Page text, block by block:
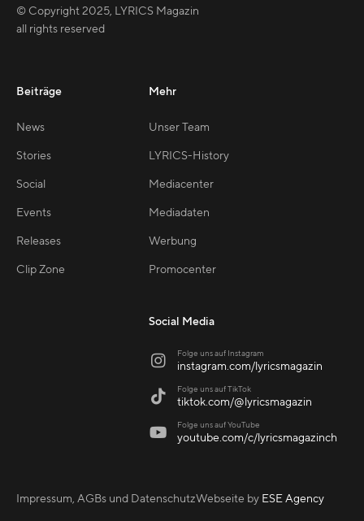
© Copyright2025, LYRICS Magazin
all rights reserved
Beiträge
News
Stories
Social
Events
Releases
Clip Zone
Mehr
Unser Team
LYRICS-History
Mediacenter
Mediadaten
Werbung
Promocenter
Social Media
 Folge uns auf Instagram
instagram.com/lyricsmagazin
 Folge uns auf TikTok
tiktok.com/@lyricsmagazin
 Folge uns auf YouTube
youtube.com/c/lyricsmagazinch
Impressum, AGBs und DatenschutzWebseite by ESE Agency